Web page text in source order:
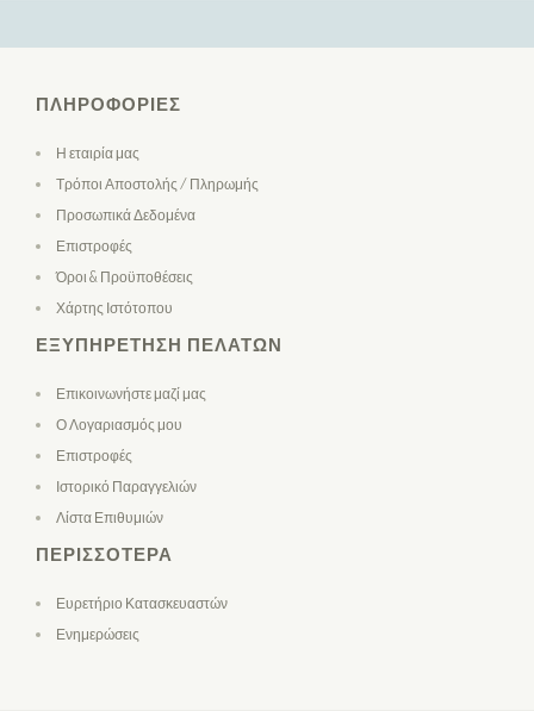
ΠΛΗΡΟΦΟΡΊΕΣ
Η εταιρία μας
Τρόποι Αποστολής / Πληρωμής
Προσωπικά Δεδομένα
Επιστροφές
Όροι & Προϋποθέσεις
Χάρτης Ιστότοπου
ΕΞΥΠΗΡΈΤΗΣΗ ΠΕΛΑΤΏΝ
Επικοινωνήστε μαζί μας
Ο Λογαριασμός μου
Επιστροφές
Ιστορικό Παραγγελιών
Λίστα Επιθυμιών
ΠΕΡΙΣΣΌΤΕΡΑ
Ευρετήριο Κατασκευαστών
Ενημερώσεις